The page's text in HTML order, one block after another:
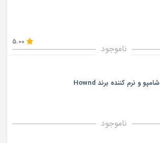
ناموجود
5.00
شامپو و نرم کننده برند Hownd
ناموجود